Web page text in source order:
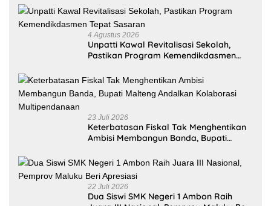
4 Agustus 2026
Unpatti Kawal Revitalisasi Sekolah,
Pastikan Program Kemendikdasmen
Tepat Sasaran
Keterbatasan Fiskal Tak Menghentikan
Ambisi Membangun Banda, Bupati
Malteng Andalkan Kolaborasi
22 Juli 2026
Dua Siswi SMK Negeri 1 Ambon Raih
Juara III Nasional, Pemprov Maluku Beri